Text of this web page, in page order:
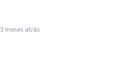
3 meses atrás